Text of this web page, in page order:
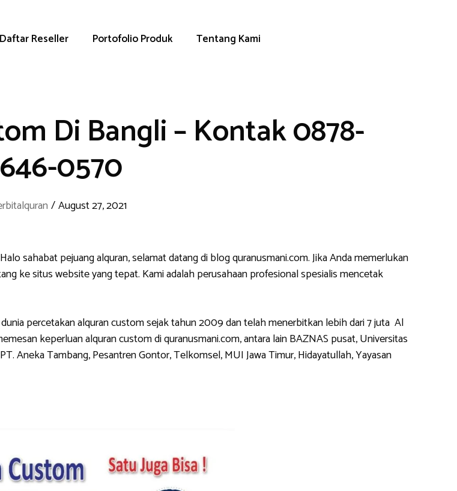
Daftar Reseller Portofolio Produk Tentang Kami
Di Bangli – Kontak 0878-
0570
/August 27, 2021
sahabat pejuang alquran, selamat datang di blog quranusmani.com. Jika Anda memerlukan
ke situs website yang tepat. Kami adalah perusahaan profesional spesialis mencetak
percetakan alquran custom sejak tahun 2009 dan telah menerbitkan lebih dari 7 juta Al
keperluan alquran custom di quranusmani.com, antara lain BAZNAS pusat, Universitas
Aneka Tambang, Pesantren Gontor, Telkomsel, MUI Jawa Timur, Hidayatullah, Yayasan